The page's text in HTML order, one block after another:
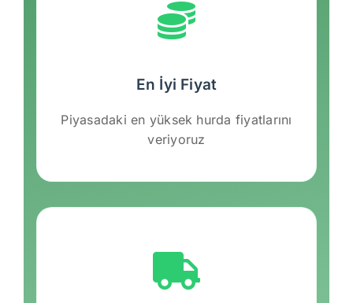
En İyi Fiyat
Piyasadaki en yüksek hurda fiyatlarını
veriyoruz